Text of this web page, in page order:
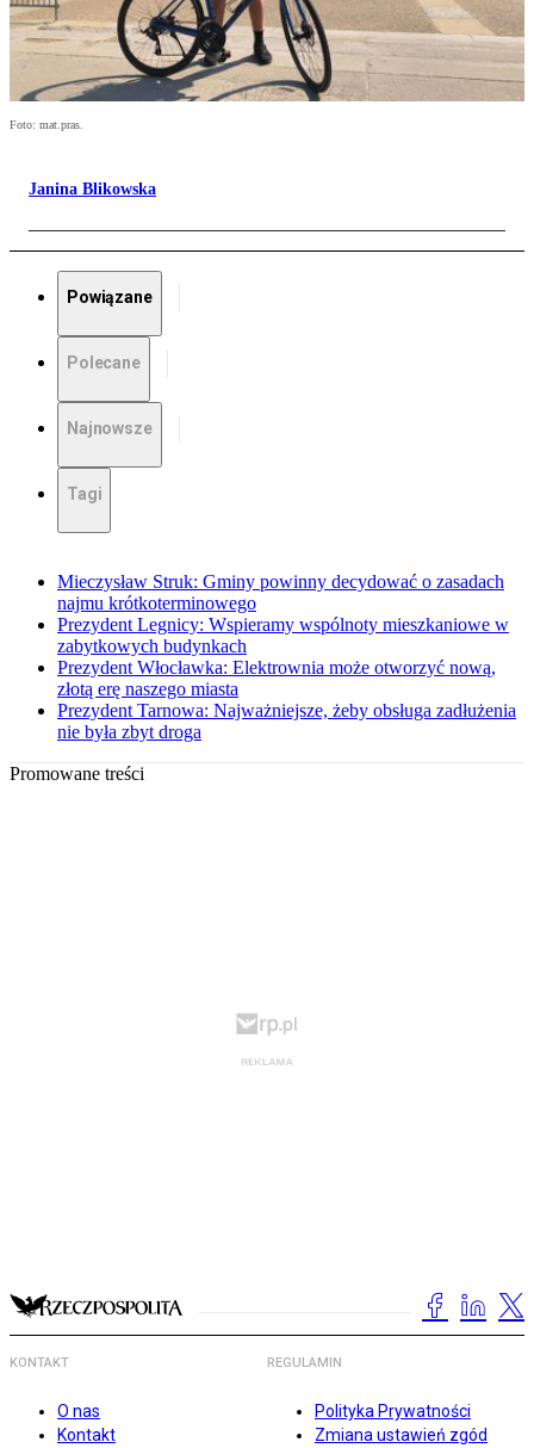
Foto: mat.pras.
Janina Blikowska
Powiązane
Polecane
Najnowsze
Tagi
Mieczysław Struk: Gminy powinny decydować o zasadach
najmu krótkoterminowego
Prezydent Legnicy: Wspieramy wspólnoty mieszkaniowe w
zabytkowych budynkach
Prezydent Włocławka: Elektrownia może otworzyć nową,
złotą erę naszego miasta
Prezydent Tarnowa: Najważniejsze, żeby obsługa zadłużenia
nie była zbyt droga
Promowane treści
KONTAKT
O nas
Kontakt
REGULAMIN
Polityka Prywatności
Zmiana ustawień zgód